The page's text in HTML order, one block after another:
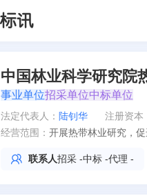
中国林业科学研究院
事业单位招采单位中标单位
法定代表人 ： 陆钊华 注册资本
经营范围： 开展热带林业研究，
联系人招采 -中标 -代理 -